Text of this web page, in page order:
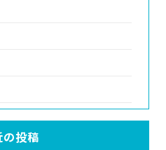
の投稿